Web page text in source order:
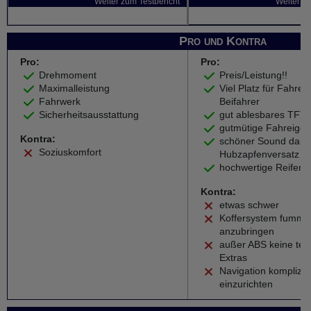
Pro und Kontra
Pro:
Drehmoment
Maximalleistung
Fahrwerk
Sicherheitsausstattung
Kontra:
Soziuskomfort
Pro:
Preis/Leistung!!
Viel Platz für Fahrer
Beifahrer
gut ablesbares TFT
gutmütige
schöner Sound
Hubzapfenversatz
hochwertige Reifen
Kontra:
etwas schwer
Koffersystem
anzubringen
außer ABS keine
Extras
Navigation
einzurichten